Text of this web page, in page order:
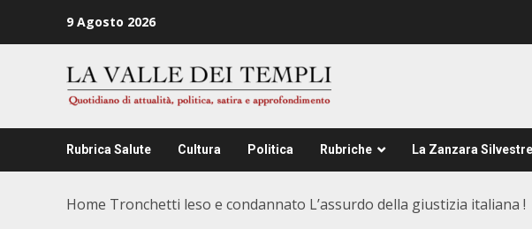
9 Agosto 2026
Rubrica Salute Cultura Politica Rubriche La Zanzara Silvestre
Home Tronchetti leso e condannato L’assurdo della giustizia italiana !